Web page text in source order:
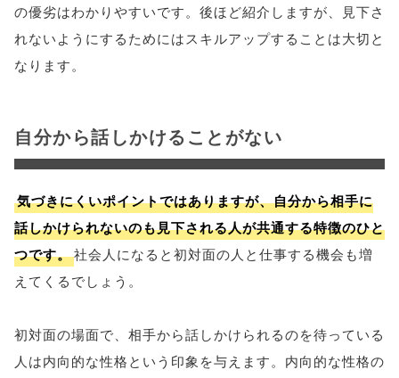
の優劣はわかりやすいです。後ほど紹介しますが、見下さ
れないようにするためにはスキルアップすることは大切と
なります。
自分から話しかけることがない
気づきにくいポイントではありますが、自分から相手に
話しかけられないのも見下される人が共通する特徴のひと
つです。社会人になると初対面の人と仕事する機会も増
えてくるでしょう。
初対面の場面で、相手から話しかけられるのを待っている
人は内向的な性格という印象を与えます。内向的な性格の